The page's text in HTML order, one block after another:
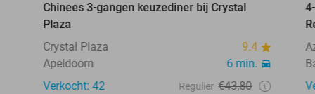
Chinees 3-gangen keuzediner bij Crystal
Plaza
Crystal Plaza
9.4
Apeldoorn
6 min.
Verkocht: 42
Regulier €43,80